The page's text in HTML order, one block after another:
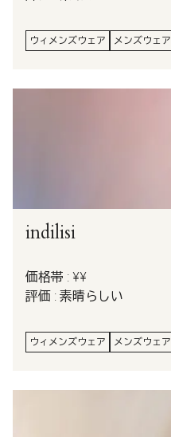
ウィメンズウェア メンズウェア
indilisi
価格帯 : ¥¥
評価 : 素晴らしい
ウィメンズウェア メンズウェア